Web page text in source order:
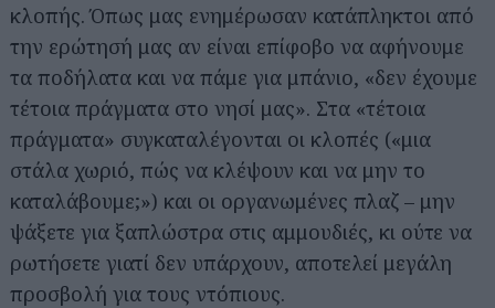
κλοπής. Όπως μας ενημέρωσαν κατάπληκτοι από
την ερώτησή μας αν είναι επίφοβο να αφήνουμε
τα ποδήλατα και να πάμε για μπάνιο, «δεν έχουμε
τέτοια πράγματα στο νησί μας». Στα «τέτοια
πράγματα» συγκαταλέγονται οι κλοπές («μια
στάλα χωριό, πώς να κλέψουν και να μην το
καταλάβουμε;») και οι οργανωμένες πλαζ – μην
ψάξετε για ξαπλώστρα στις αμμουδιές, κι ούτε να
ρωτήσετε γιατί δεν υπάρχουν, αποτελεί μεγάλη
προσβολή για τους ντόπιους.